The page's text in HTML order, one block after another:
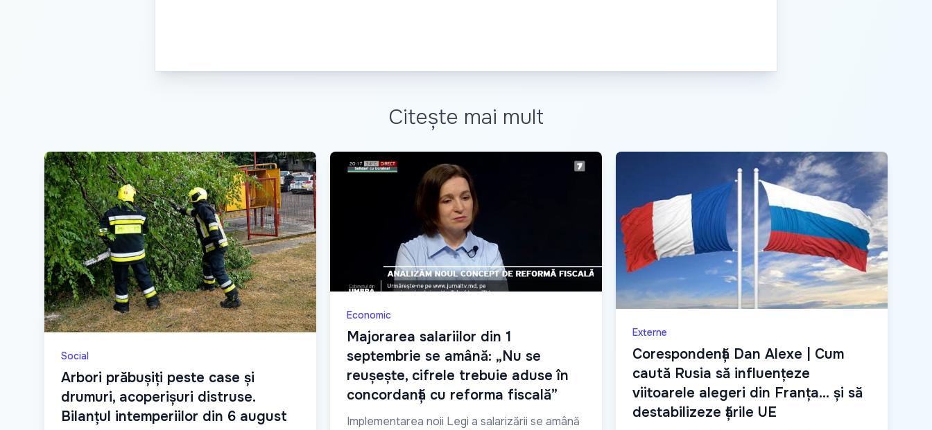
Citește mai mult
Social
Arbori prăbușiți peste case și
drumuri, acoperișuri distruse.
Bilanțul intemperiilor din 6 august
Economic
Majorarea salariilor din 1
septembrie se amână: „Nu se
reușește, cifrele trebuie aduse în
concordanță cu reforma fiscală”
Implementarea noii Legi a salarizării se amână
Externe
Сorespondență Dan Alexe | Cum
caută Rusia să influențeze
viitoarele alegeri din Franța… și să
destabilizeze țările UE